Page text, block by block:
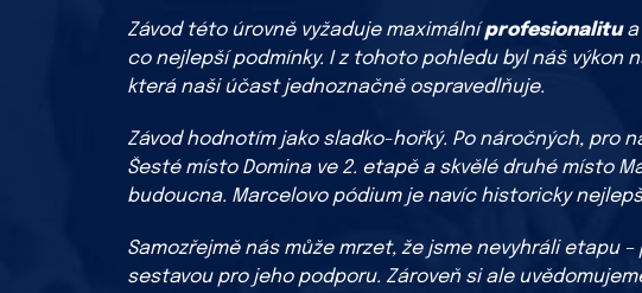
Závod této úrovně vyžaduje maximálníprofesionalitu
co nejlepší podmínky. I z tohoto pohledu byl náš výkon
která naši účast jednoznačně ospravedlňuje.
Závod hodnotím jako sladko-hořký. Po náročných, pro
Šesté místo Domina ve 2. etapě a skvělé druhé místo
budoucna. Marcelovo pódium je navíc historicky
Samozřejmě nás může mrzet, že jsme nevyhráli etapu
sestavou pro jeho podporu. Zároveň si ale